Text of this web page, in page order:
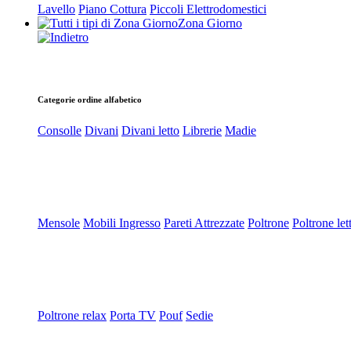
Lavello Piano Cottura Piccoli Elettrodomestici
Zona Giorno
Categorie ordine alfabetico
Consolle Divani Divani letto Librerie Madie
Mensole Mobili Ingresso Pareti Attrezzate Poltrone Poltrone
Poltrone relax Porta TV Pouf Sedie